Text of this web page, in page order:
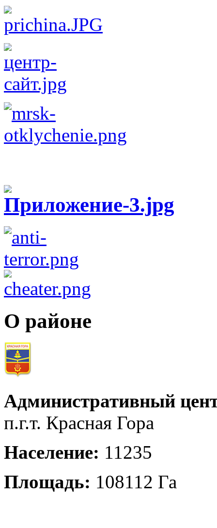
О районе
Административный
п.г.т. Красная Гора
Население: 11235
Площадь: 108112 Га